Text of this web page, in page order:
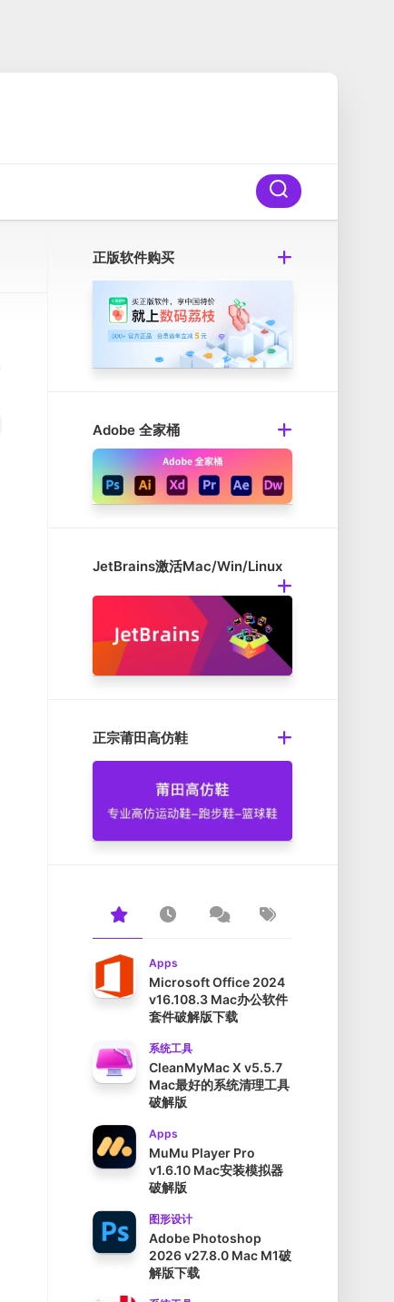
正版软件购买
Adobe 全家桶
JetBrains激活Mac/Win/Linux
正宗莆田高仿鞋
Apps
Microsoft Office 2024
v16.108.3 Mac办公软件
套件破解版下载
系统工具
CleanMyMac X v5.5.7
Mac最好的系统清理工具
破解版
Apps
MuMu Player Pro
v1.6.10 Mac安装模拟器
破解版
图形设计
Adobe Photoshop
2026 v27.8.0 Mac M1破
解版下载